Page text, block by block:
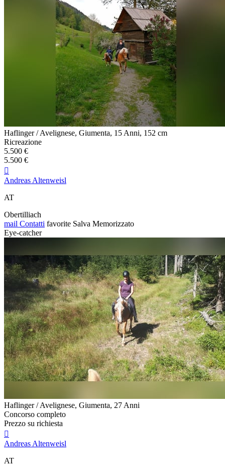
Haflinger / Avelignese, Giumenta, 15 Anni, 152 cm
Ricreazione
5.500 €
5.500 €

Andreas Altenweisl
AT
Obertilliach
mail Contatti favorite Salva Memorizzato
Eye-catcher
Haflinger / Avelignese, Giumenta, 27 Anni
Concorso completo
Prezzo su richiesta

Andreas Altenweisl
AT